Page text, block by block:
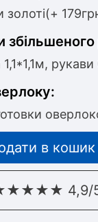
в кошик
4,9/5